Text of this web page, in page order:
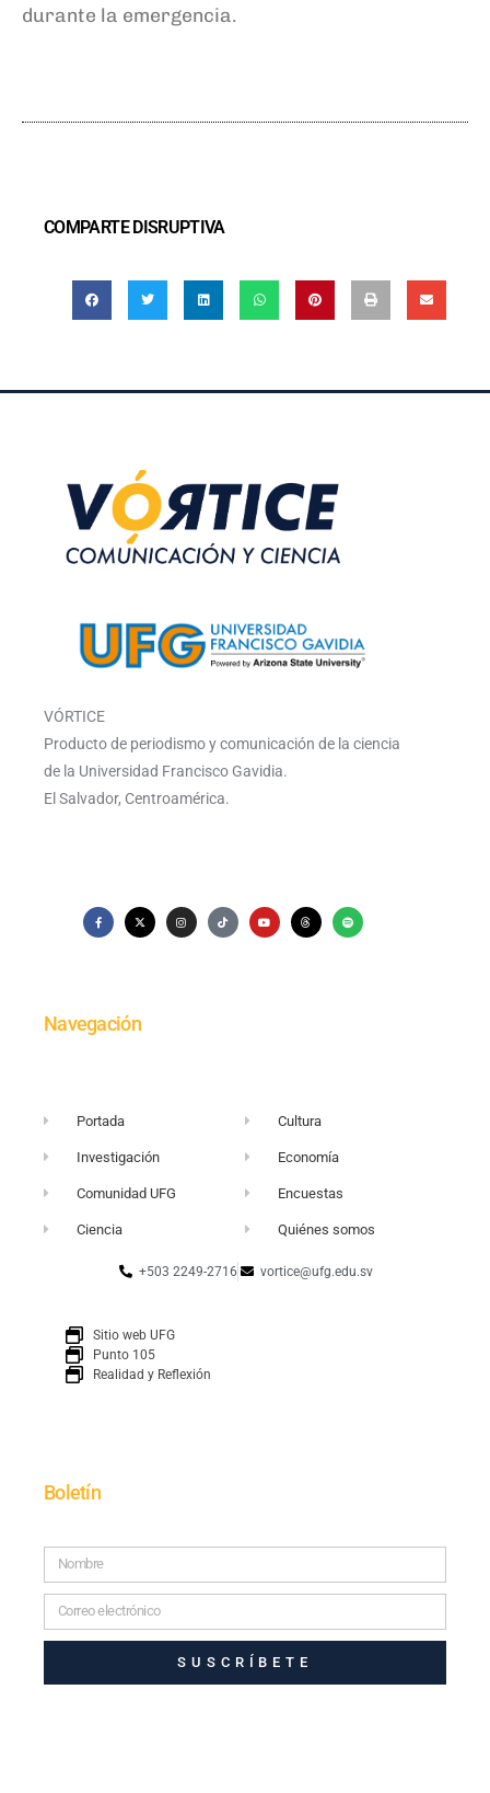
durante la emergencia.
COMPARTE DISRUPTIVA
VÓRTICE
Producto de periodismo y comunicación de la ciencia
de la Universidad Francisco Gavidia.
El Salvador, Centroamérica.
Navegación
Portada
Investigación
Comunidad UFG
Ciencia
Cultura
Economía
Encuestas
Quiénes somos
+503 2249-2716 vortice@ufg.edu.sv
Sitio web UFG
Punto 105
Realidad y Reflexión
Boletín
SUSCRÍBETE